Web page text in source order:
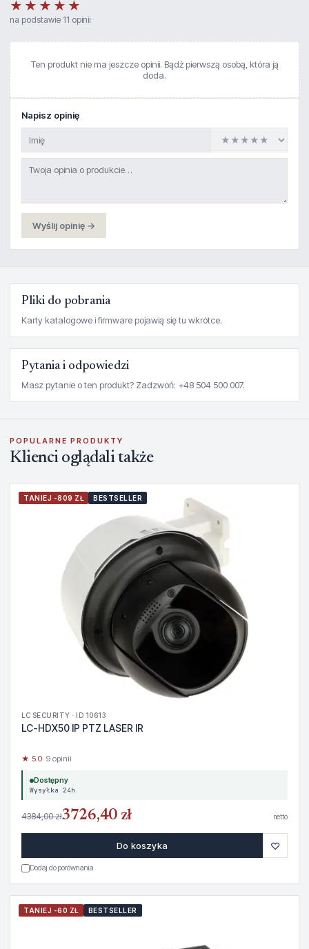
★★★★★
na podstawie 11 opinii
Ten produkt nie ma jeszcze opinii. Bądź pierwszą osobą, która ją
doda.
Napisz opinię
Wyślij opinię →
Pliki do pobrania
Karty katalogowe i firmware pojawią się tu wkrótce.
Pytania i odpowiedzi
Masz pytanie o ten produkt? Zadzwoń: +48 504 500 007.
POPULARNE PRODUKTY
Klienci oglądali także
TANIEJ -809 ZŁ BESTSELLER
LC SECURITY · ID 10613
LC-HDX50 IP PTZ LASER IR
★ 5.0· 9 opinii
Dostępny
Wysyłka 24h
4384,00 zł3726,40 zł netto
Do koszyka ♡
Dodaj do porównania
TANIEJ -60 ZŁ BESTSELLER